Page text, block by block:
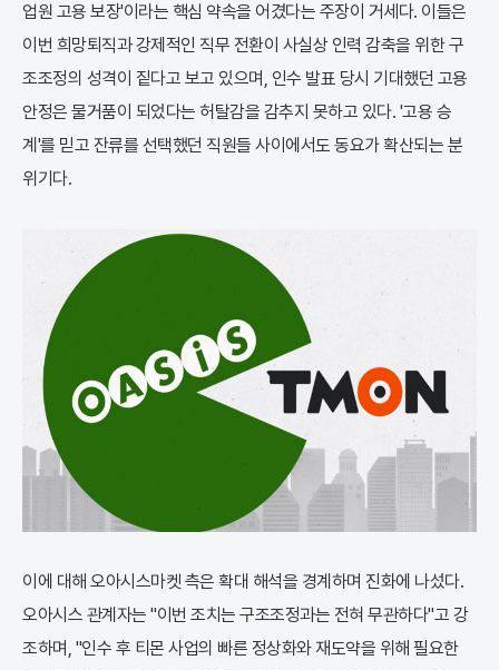
업원 고용 보장'이라는 핵심 약속을 어겼다는 주장이 거세다. 이들은
이번 희망퇴직과 강제적인 직무 전환이 사실상 인력 감축을 위한 구
조조정의 성격이 짙다고 보고 있으며, 인수 발표 당시 기대했던 고용
안정은 물거품이 되었다는 허탈감을 감추지 못하고 있다. '고용 승
계'를 믿고 잔류를 선택했던 직원들 사이에서도 동요가 확산되는 분
위기다.
이에 대해 오아시스마켓 측은 확대 해석을 경계하며 진화에 나섰다.
오아시스 관계자는 "이번 조치는 구조조정과는 전혀 무관하다"고 강
조하며, "인수 후 티몬 사업의 빠른 정상화와 재도약을 위해 필요한